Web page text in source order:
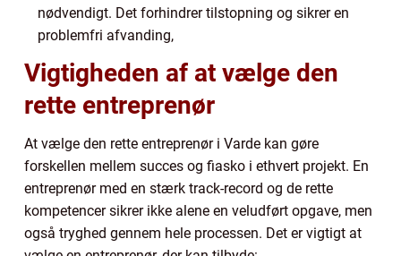
nødvendigt. Det forhindrer tilstopning og sikrer en
problemfri afvanding,
Vigtigheden af at vælge den
rette entreprenør
At vælge den rette entreprenør i Varde kan gøre
forskellen mellem succes og fiasko i ethvert projekt. En
entreprenør med en stærk track-record og de rette
kompetencer sikrer ikke alene en veludført opgave, men
også tryghed gennem hele processen. Det er vigtigt at